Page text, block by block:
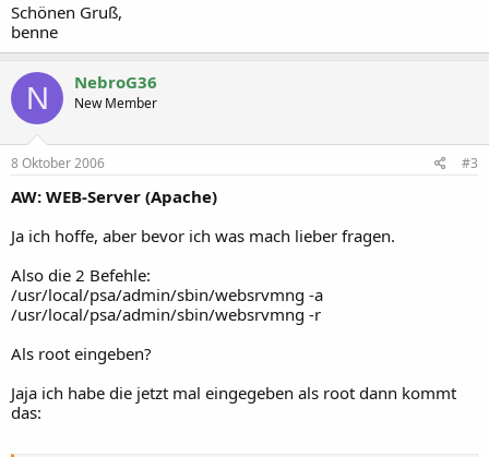
Schönen Gruß,
benne
N NebroG36
New Member
8 Oktober 2006 #3
AW: WEB-Server (Apache)
Ja ich hoffe, aber bevor ich was mach lieber fragen.
Also die 2 Befehle:
/usr/local/psa/admin/sbin/websrvmng -a
/usr/local/psa/admin/sbin/websrvmng -r
Als root eingeben?
Jaja ich habe die jetzt mal eingegeben als root dann kommt
das: